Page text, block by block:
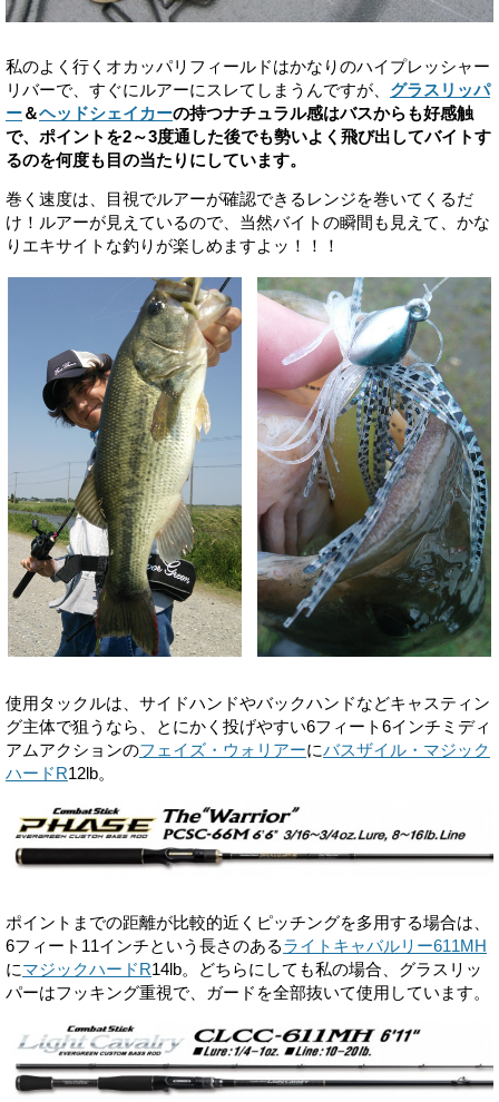
私のよく行くオカッパリフィールドはかなりのハイプレッシャー
リバーで、すぐにルアーにスレてしまうんですが、 グラスリッパ
ー＆ヘッドシェイカーの持つナチュラル感はバスからも好感触
で、ポイントを2～3度通した後でも勢いよく飛び出してバイトす
るのを何度も目の当たりにしています。
巻く速度は、目視でルアーが確認できるレンジを巻いてくるだ
け！ルアーが見えているので、当然バイトの瞬間も見えて、かな
りエキサイトな釣りが楽しめますよッ！！！
使用タックルは、サイドハンドやバックハンドなどキャスティン
グ主体で狙うなら、とにかく投げやすい6フィート6インチミディ
アムアクションのフェイズ・ウォリアーにバスザイル・マジック
ハードR12lb。
ポイントまでの距離が比較的近くピッチングを多用する場合は、
6フィート11インチという長さのあるライトキャバルリー611MH
にマジックハードR14lb。どちらにしても私の場合、グラスリッ
パーはフッキング重視で、ガードを全部抜いて使用しています。